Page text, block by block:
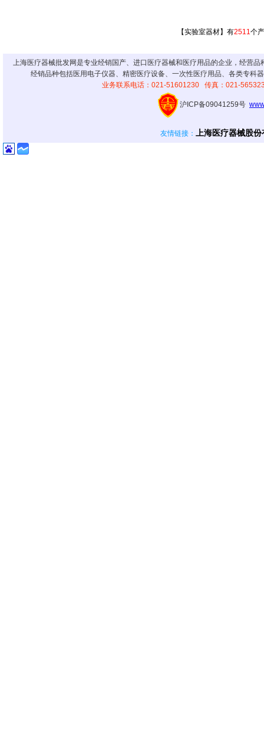
【实验室器材】有2511个
上海医疗器械批发网是专业经销国产、进口医疗器械和医疗用品的企业，经营
经销品种包括医用电子仪器、精密医疗设备、一次性医疗用品、各类专科
业务联系电话：021-51601230 传真：021-
沪ICP备09041259号
友情链接 ： 上海医疗器械股